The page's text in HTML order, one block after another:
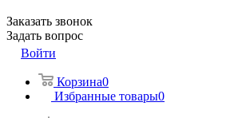
Заказать звонок
Задать вопрос
Войти
Корзина0
Избранные товары0